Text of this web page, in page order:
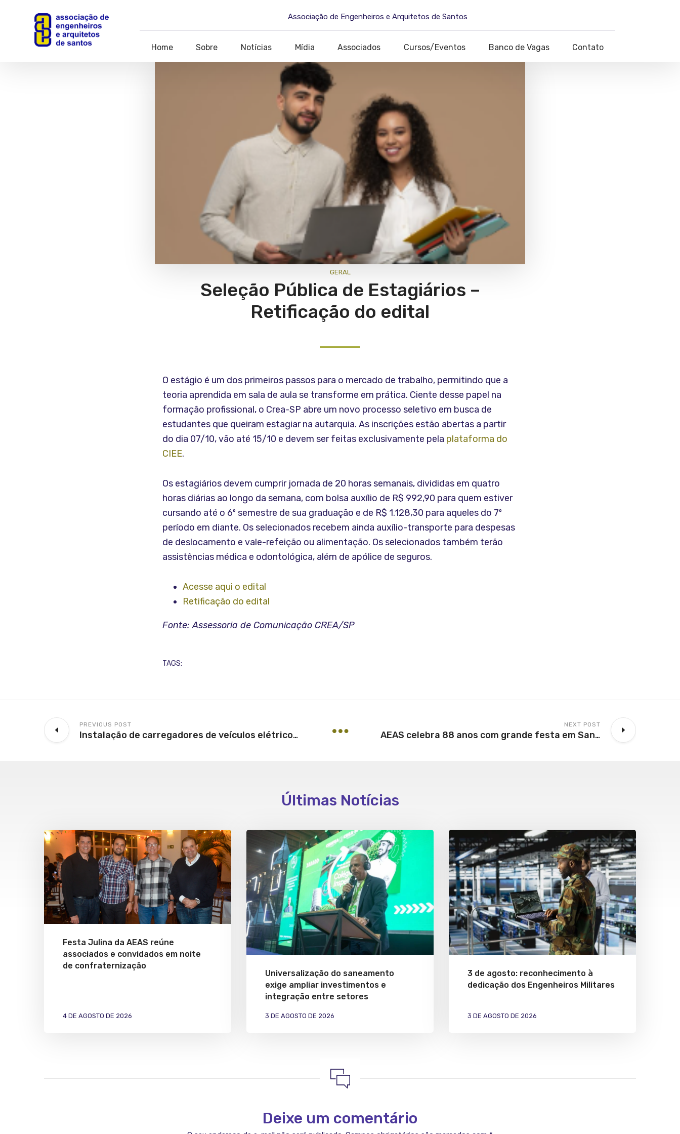
Associação de Engenheiros e Arquitetos de Santos
Home Sobre Notícias Mídia Associados Cursos/Eventos Banco de Vagas Contato
GERAL
Seleção Pública de Estagiários –
Retificação do edital
O estágio é um dos primeiros passos para o mercado de trabalho, permitindo que a
teoria aprendida em sala de aula se transforme em prática. Ciente desse papel na
formação profissional, o Crea-SP abre um novo processo seletivo em busca de
estudantes que queiram estagiar na autarquia. As inscrições estão abertas a partir
do dia 07/10, vão até 15/10 e devem ser feitas exclusivamente pela plataforma do
CIEE.
Os estagiários devem cumprir jornada de 20 horas semanais, divididas em quatro
horas diárias ao longo da semana, com bolsa auxílio de R$ 992,90 para quem estiver
cursando até o 6º semestre de sua graduação e de R$ 1.128,30 para aqueles do 7º
período em diante. Os selecionados recebem ainda auxílio-transporte para despesas
de deslocamento e vale-refeição ou alimentação. Os selecionados também terão
assistências médica e odontológica, além de apólice de seguros.
Acesse aqui o edital
Retificação do edital
Fonte: Assessoria de Comunicação CREA/SP
TAGS:
PREVIOUS POST
Instalação de carregadores de veículos elétricos é atribuição de engenheiros eletricistas
NEXT POST
AEAS celebra 88 anos com grande festa em Santos
Últimas Notícias
Festa Julina da AEAS reúne
associados e convidados em noite
de confraternização
4 DE AGOSTO DE 2026
Universalização do saneamento
exige ampliar investimentos e
integração entre setores
3 DE AGOSTO DE 2026
3 de agosto: reconhecimento à
dedicação dos Engenheiros Militares
3 DE AGOSTO DE 2026
Deixe um comentário